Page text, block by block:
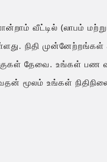
வீட்டில் (லாபம்
நிதி
தேவை. உங்கள் பண
மூலம் உங்கள்